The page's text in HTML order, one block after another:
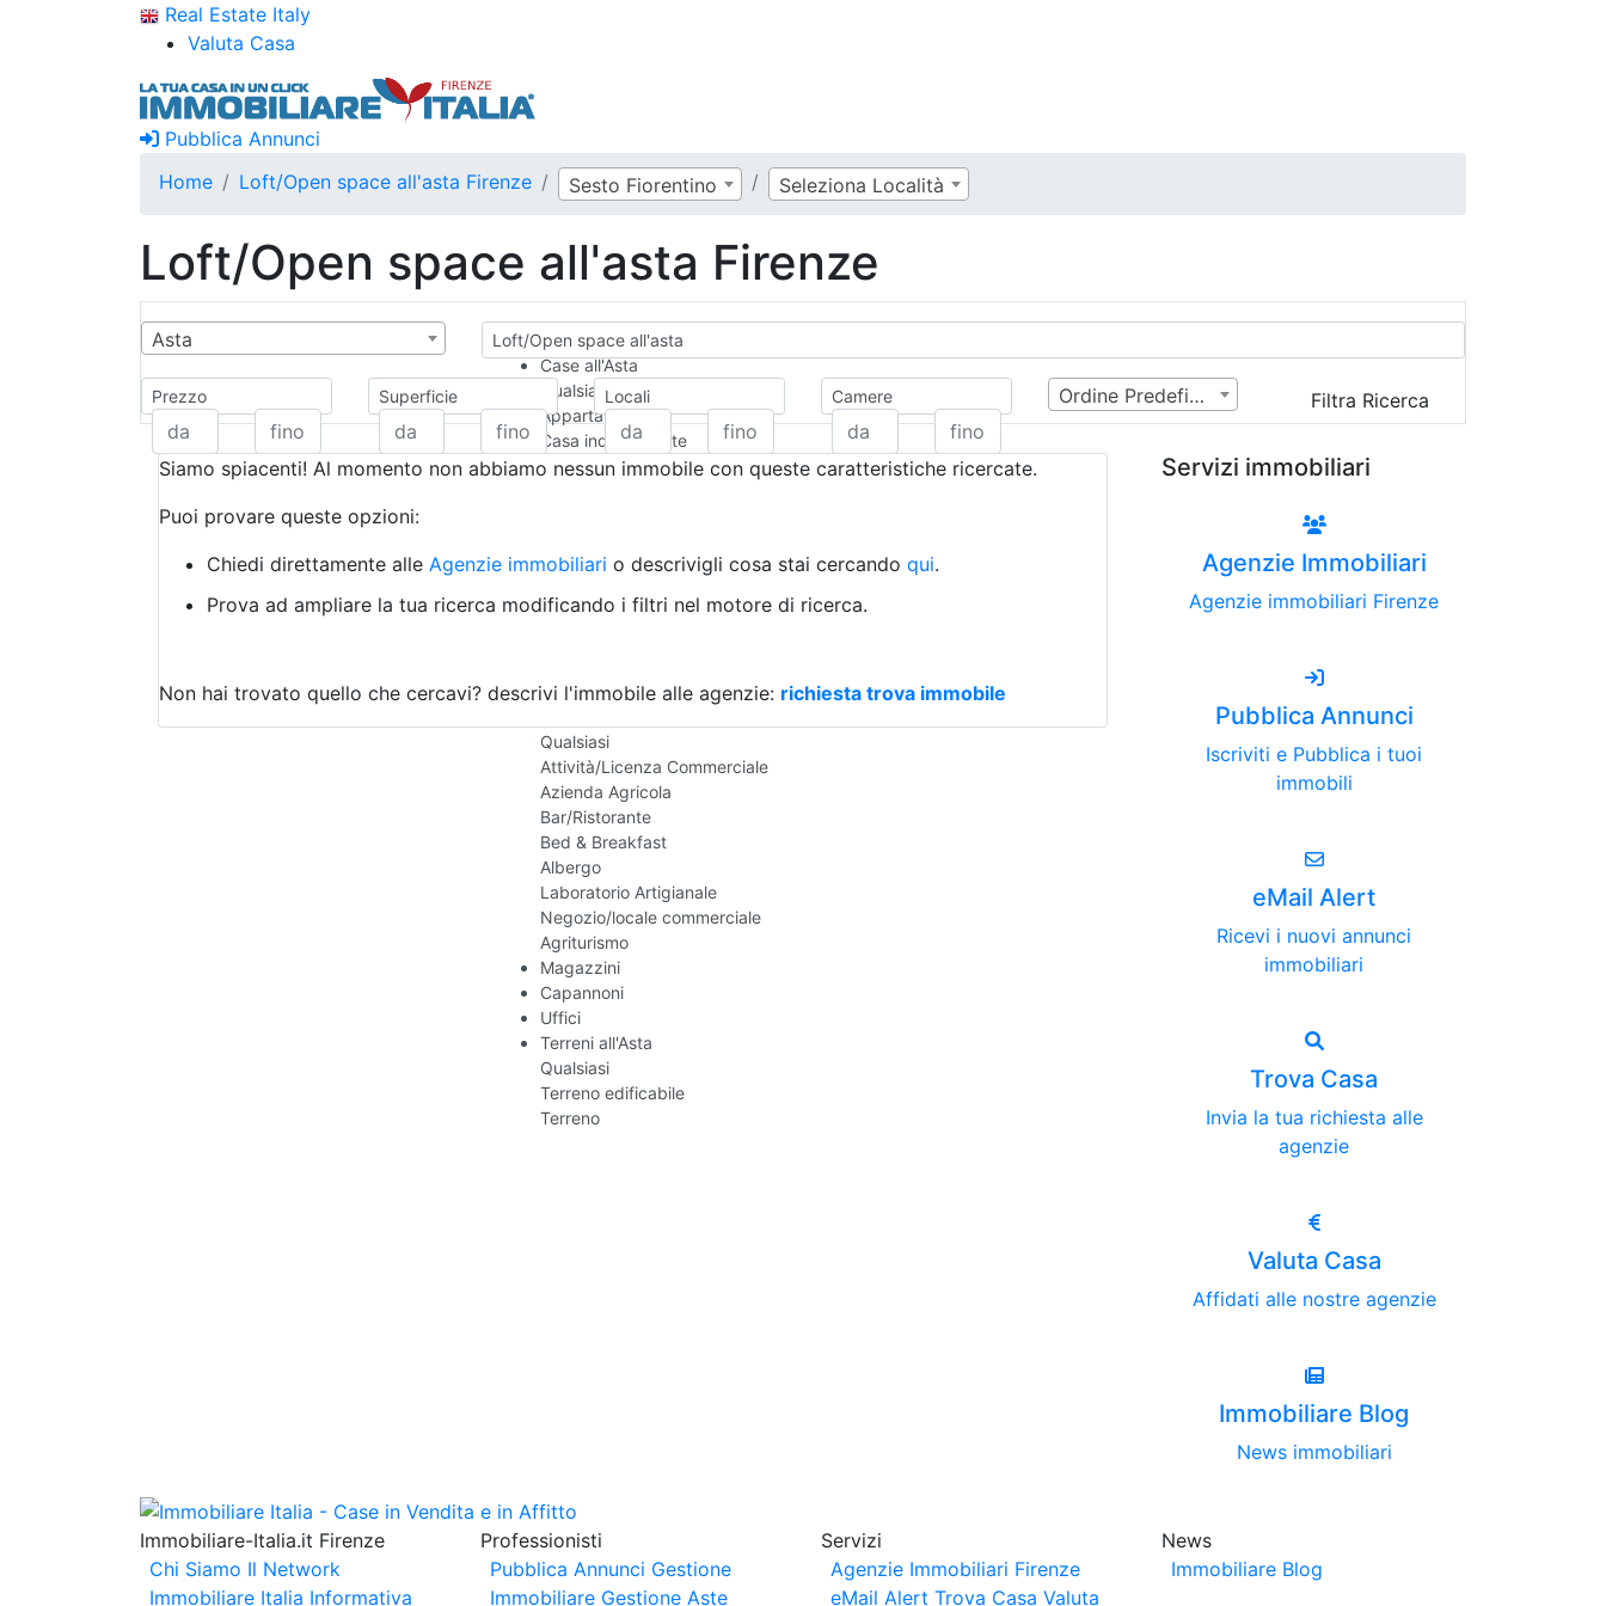
Real Estate Italy
Valuta Casa
Pubblica Annunci
Home
Loft/Open space all'asta Firenze Sesto Fiorentino Seleziona Località
Loft/Open space all'asta Firenze
Asta
Loft/Open space all'asta
Case all'Asta
Qualsiasi
Appartamento
Casa indipendente
Casa Semi-indipendente
Rustico/Casale
Camera d'Albergo
Box/Garage
Qualsiasi
Attività/Licenza Commerciale
Azienda Agricola
Bar/Ristorante
Bed & Breakfast
Albergo
Laboratorio Artigianale
Negozio/locale commerciale
Agriturismo
Magazzini
Capannoni
Uffici
Terreni all'Asta
Qualsiasi
Terreno edificabile
Terreno
Prezzo Superficie Locali Camere Ordine Predefinito Filtra Ricerca
Siamo spiacenti! Al momento non abbiamo nessun immobile con queste caratteristiche ricercate.
Puoi provare queste opzioni:
Chiedi direttamente alle Agenzie immobiliari o descrivigli cosa stai cercando qui.
Prova ad ampliare la tua ricerca modificando i filtri nel motore di ricerca.
Non hai trovato quello che cercavi? descrivi l'immobile alle agenzie: richiesta trova immobile
Servizi immobiliari
Agenzie Immobiliari
Agenzie immobiliari Firenze
Pubblica Annunci
Iscriviti e Pubblica i tuoi
immobili
eMail Alert
Ricevi i nuovi annunci
immobiliari
Trova Casa
Invia la tua richiesta alle
agenzie
Valuta Casa
Affidati alle nostre agenzie
Immobiliare Blog
News immobiliari
Immobiliare-Italia.it Firenze
Chi Siamo Il Network
Immobiliare Italia Informativa
Professionisti
Pubblica Annunci Gestione
Immobiliare Gestione Aste
Servizi
Agenzie Immobiliari Firenze
eMail Alert Trova Casa Valuta
News
Immobiliare Blog